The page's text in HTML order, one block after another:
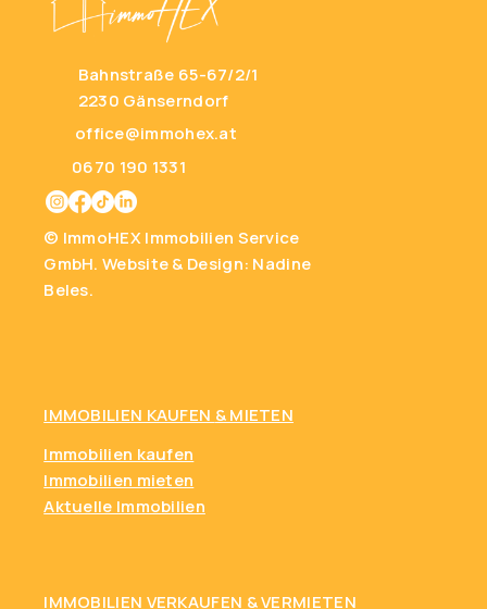
Bahnstraße 65-67/2/1
2230 Gänserndorf
office@immohex.at
0670 190 1331
© ImmoHEX Immobilien Service
GmbH.Website & Design: Nadine
Beles.
IMMOBILIEN VERKAUFEN & VERMIETEN
IMMOBILIEN KAUFEN & MIETEN
Immobilien kaufen
Immobilien mieten
Aktuelle Immobilien